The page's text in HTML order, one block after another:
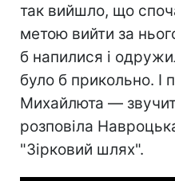
так вийшло, що
метою вийти за
б напилися і
було б прикольно. І
Михайлюта —
розповіла
"Зірковий шлях".